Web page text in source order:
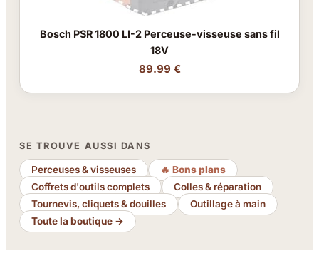
Bosch PSR 1800 LI-2 Perceuse-visseuse sans fil
18V
89.99 €
SE TROUVE AUSSI DANS
Perceuses & visseuses
🔥 Bons plans
Coffrets d'outils complets
Colles & réparation
Tournevis, cliquets & douilles
Outillage à main
Toute la boutique →